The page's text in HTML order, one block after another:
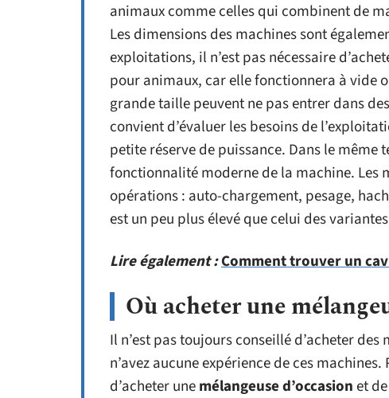
animaux comme celles qui combinent de
Les dimensions des machines sont
exploitations, il n’est pas nécessaire
pour animaux, car elle fonctionnera à vide
grande taille peuvent ne pas entrer dans
convient d’évaluer les besoins de
petite réserve de puissance. Dans le
fonctionnalité moderne de la machine.
opérations : auto-chargement, pesage,
est un peu plus élevé que celui des
Lire également :Comment trouver un
Où acheter une
Il n’est pas toujours conseillé d’acheter
n’avez aucune expérience de ces
d’acheter unemélangeuse d’occasionet